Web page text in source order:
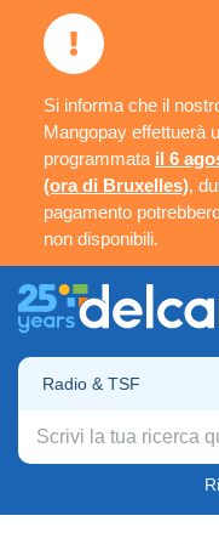
Si informa che il
Mangopay effettuerà
programmata il 6
(ora di Bruxelles),
pagamento
non disponibili.
Radio & TSF